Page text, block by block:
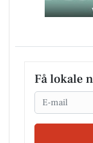
Få lokale
Email